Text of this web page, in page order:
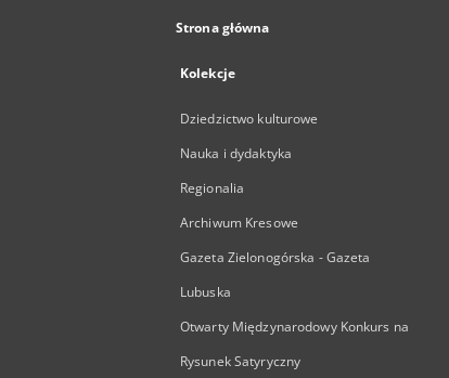
Strona główna
Kolekcje
Dziedzictwo kulturowe
Nauka i dydaktyka
Regionalia
Archiwum Kresowe
Gazeta Zielonogórska - Gazeta
Lubuska
Otwarty Międzynarodowy Konkurs na
Rysunek Satyryczny